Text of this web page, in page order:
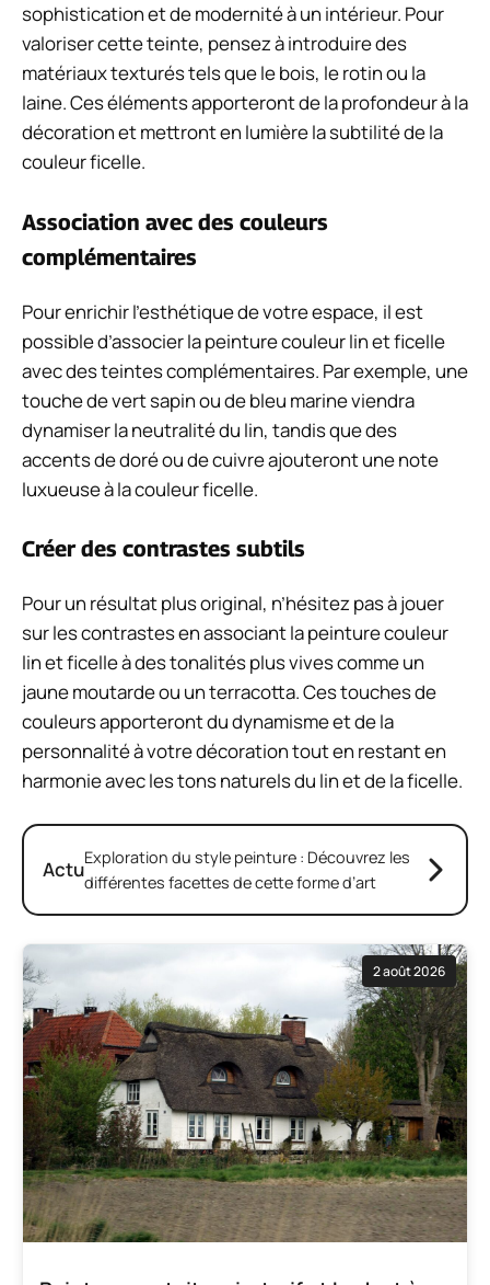
sophistication et de modernité à un intérieur. Pour
valoriser cette teinte, pensez à introduire des
matériaux texturés tels que le bois, le rotin ou la
laine. Ces éléments apporteront de la profondeur à la
décoration et mettront en lumière la subtilité de la
couleur ficelle.
Association avec des couleurs
complémentaires
Pour enrichir l’esthétique de votre espace, il est
possible d’associer la peinture couleur lin et ficelle
avec des teintes complémentaires. Par exemple, une
touche de vert sapin ou de bleu marine viendra
dynamiser la neutralité du lin, tandis que des
accents de doré ou de cuivre ajouteront une note
luxueuse à la couleur ficelle.
Créer des contrastes subtils
Pour un résultat plus original, n’hésitez pas à jouer
sur les contrastes en associant la peinture couleur
lin et ficelle à des tonalités plus vives comme un
jaune moutarde ou un terracotta. Ces touches de
couleurs apporteront du dynamisme et de la
personnalité à votre décoration tout en restant en
harmonie avec les tons naturels du lin et de la ficelle.
ActuExploration du style peinture : Découvrez les
différentes facettes de cette forme d’art
2 août 2026